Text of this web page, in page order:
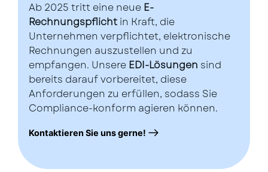
Ab 2025 tritt eine neue E-
Rechnungspflichtin Kraft, die
Unternehmen verpflichtet, elektronische
Rechnungen auszustellen und zu
empfangen. Unsere EDI-Lösungen sind
bereits darauf vorbereitet, diese
Anforderungen zu erfüllen, sodass Sie
Compliance-konform agieren können.
Kontaktieren Sie uns gerne!